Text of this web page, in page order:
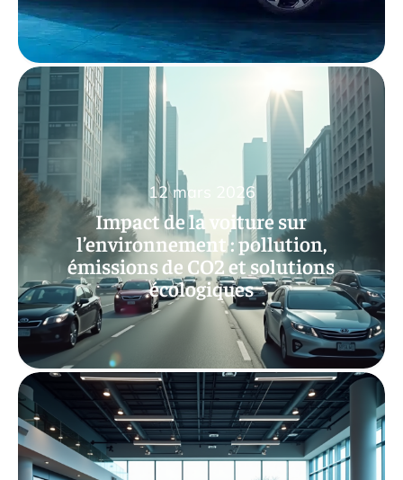
Impact de la voiture sur
l’environnement : pollution,
émissions de CO2 et solutions
écologiques
12 mars 2026